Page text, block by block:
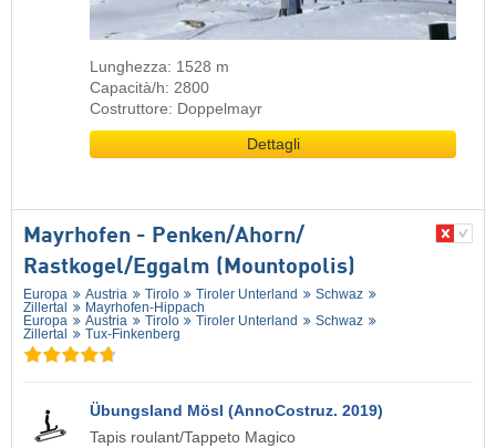
Lunghezza: 1528 m
Capacità/h: 2800
Costruttore: Doppelmayr
Dettagli
Mayrhofen - Penken/​Ahorn/​
Rastkogel/​Eggalm (Mountopolis)
Europa Austria Tirolo Tiroler Unterland
Schwaz
Zillertal
Mayrhofen-Hippach
Europa
Austria Tirolo Tiroler Unterland
Schwaz
Zillertal
Tux-Finkenberg
Übungsland Mösl (AnnoCostruz. 2019)
Tapis roulant/Tappeto Magico